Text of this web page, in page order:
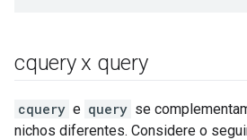
cquery x query
cquery e query se
nichos diferentes. Considere o